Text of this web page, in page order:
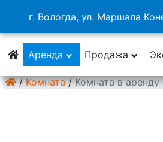
г. Вологда, ул. Маршала
Аренда Продажа
/ Комната / Комната в